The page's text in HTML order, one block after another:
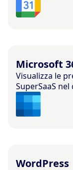
Microsoft
Visualizza le
SuperSaaS
WordPress